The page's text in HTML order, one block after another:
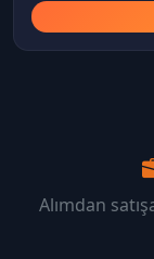
Alımdan